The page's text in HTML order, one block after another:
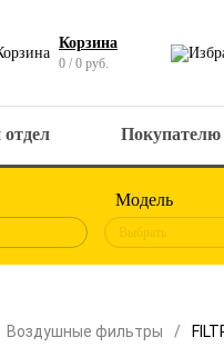
Корзина
0 / 0 руб.
Покупателю
Модель
Выбрать
Воздушные фильтры